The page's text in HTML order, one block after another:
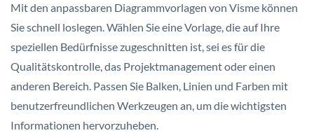
Mit den anpassbaren Diagrammvorlagen von Visme können
Sie schnell loslegen. Wählen Sie eine Vorlage, die auf Ihre
speziellen Bedürfnisse zugeschnitten ist, sei es für die
Qualitätskontrolle, das Projektmanagement oder einen
anderen Bereich. Passen Sie Balken, Linien und Farben mit
benutzerfreundlichen Werkzeugen an, um die wichtigsten
Informationen hervorzuheben.